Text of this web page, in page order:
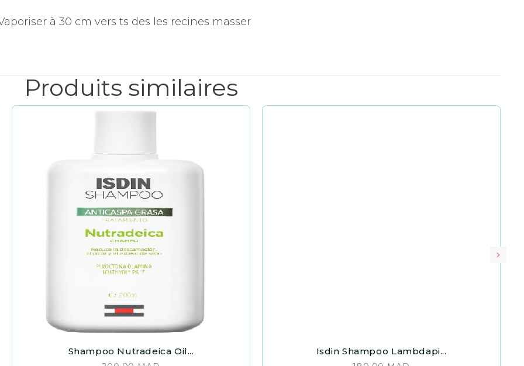
à 30 cm vers ts des les recines masser
Produits similaires
Shampoo Nutradeica Oil... Isdin Shampoo Lambdapi...